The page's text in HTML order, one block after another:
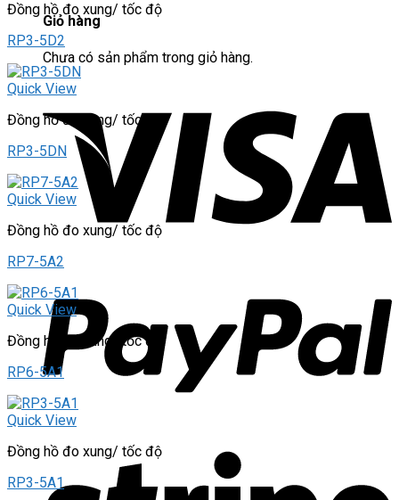
Giỏ hàng
Chưa có sản phẩm trong giỏ hàng.
Đồng hồ đo xung/ tốc độ
RP3-5D2
Quick View
Đồng hồ đo xung/ tốc độ
RP3-5DN
Quick View
Đồng hồ đo xung/ tốc độ
RP7-5A2
Quick View
Đồng hồ đo xung/ tốc độ
RP6-5A1
Quick View
Đồng hồ đo xung/ tốc độ
RP3-5A1